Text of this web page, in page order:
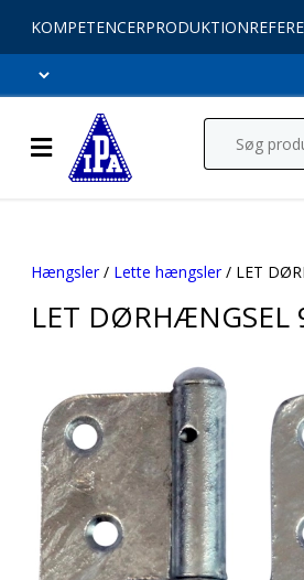
KOMPETENCERPRODUKTION
Hængsler/ Lette hængsler/ LET
LET DØRHÆNGSEL